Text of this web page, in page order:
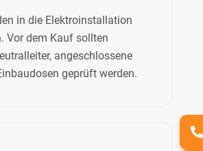
in die Elektroinstallation
Vor dem Kauf sollten
angeschlossene
geprüft werden.